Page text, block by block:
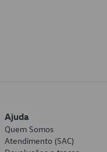
Ajuda
Quem Somos
Atendimento (SAC)